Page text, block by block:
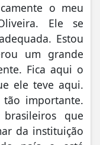
o meu
Ele se
Estou
um grande
Fica aqui o
ele teve aqui.
importante.
que
da instituição